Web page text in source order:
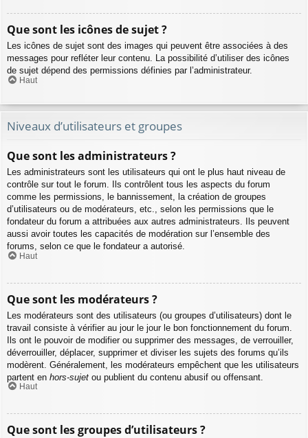
Que sont les icônes de sujet ?
Les icônes de sujet sont des images qui peuvent être associées à des
messages pour refléter leur contenu. La possibilité d’utiliser des icônes
de sujet dépend des permissions définies par l’administrateur.
Haut
Niveaux d’utilisateurs et groupes
Que sont les administrateurs ?
Les administrateurs sont les utilisateurs qui ont le plus haut niveau de
contrôle sur tout le forum. Ils contrôlent tous les aspects du forum
comme les permissions, le bannissement, la création de groupes
d’utilisateurs ou de modérateurs, etc., selon les permissions que le
fondateur du forum a attribuées aux autres administrateurs. Ils peuvent
aussi avoir toutes les capacités de modération sur l’ensemble des
forums, selon ce que le fondateur a autorisé.
Haut
Que sont les modérateurs ?
Les modérateurs sont des utilisateurs (ou groupes d’utilisateurs) dont le
travail consiste à vérifier au jour le jour le bon fonctionnement du forum.
Ils ont le pouvoir de modifier ou supprimer des messages, de verrouiller,
déverrouiller, déplacer, supprimer et diviser les sujets des forums qu’ils
modèrent. Généralement, les modérateurs empêchent que les utilisateurs
partent en hors-sujet ou publient du contenu abusif ou offensant.
Haut
Que sont les groupes d’utilisateurs ?